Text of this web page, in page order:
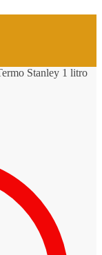
Stanley 1 litro